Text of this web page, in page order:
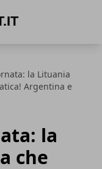
la Lituania
Argentina e
la
che